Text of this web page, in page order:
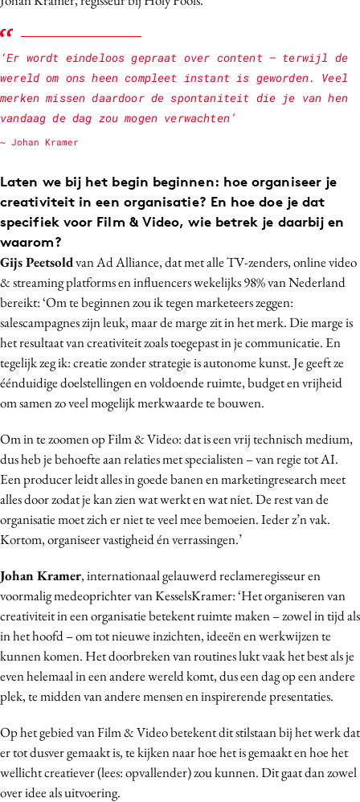
Gedragsverandering
Influencer marketing
Interne communicatie
Martech
Merkstrategie
Programmatic
Purpose Marketing
Reputatie & crisis
‘Er wordt eindeloos gepraat over content – terwijl de
wereld om ons heen compleet instant is geworden. Veel
merken missen daardoor de spontaniteit die je van hen
vandaag de dag zou mogen verwachten’
~ Johan Kramer
Laten we bij het begin beginnen: hoe organiseer je
creativiteit in een organisatie? En hoe doe je dat
specifiek voor Film & Video, wie betrek je daarbij en
waarom?
Gijs Peetsoldvan Ad Alliance, dat met alle TV-zenders, online video
& streaming platforms en influencers wekelijks 98% van Nederland
bereikt: ‘Om te beginnen zou ik tegen marketeers zeggen:
salescampagnes zijn leuk, maar de marge zit in het merk. Die marge is
het resultaat van creativiteit zoals toegepast in je communicatie. En
tegelijk zeg ik: creatie zonder strategie is autonome kunst. Je geeft ze
éénduidige doelstellingen en voldoende ruimte, budget en vrijheid
om samen zo veel mogelijk merkwaarde te bouwen.
Om in te zoomen op Film & Video: dat is een vrij technisch medium,
dus heb je behoefte aan relaties met specialisten – van regie tot AI.
Een producer leidt alles in goede banen en marketingresearch meet
alles door zodat je kan zien wat werkt en wat niet. De rest van de
organisatie moet zich er niet te veel mee bemoeien. Ieder z’n vak.
Kortom, organiseer vastigheid én verrassingen.’
Johan Kramer, internationaal gelauwerd reclameregisseur en
voormalig medeoprichter van KesselsKramer: ‘Het organiseren van
creativiteit in een organisatie betekent ruimte maken – zowel in tijd als
in het hoofd – om tot nieuwe inzichten, ideeën en werkwijzen te
kunnen komen. Het doorbreken van routines lukt vaak het best als je
even helemaal in een andere wereld komt, dus een dag op een andere
plek, te midden van andere mensen en inspirerende presentaties.
Op het gebied van Film & Video betekent dit stilstaan bij het werk dat
er tot dusver gemaakt is, te kijken naar hoe het is gemaakt en hoe het
wellicht creatiever (lees: opvallender) zou kunnen. Dit gaat dan zowel
over idee als uitvoering.